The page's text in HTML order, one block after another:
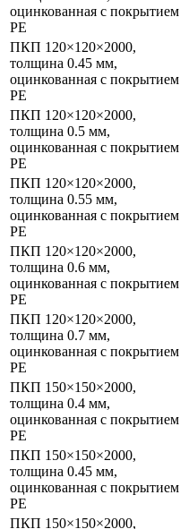
оцинкованная с покрытием
PE
ПКП 120×120×2000,
толщина 0.45 мм,
оцинкованная с покрытием
PE
ПКП 120×120×2000,
толщина 0.5 мм,
оцинкованная с покрытием
PE
ПКП 120×120×2000,
толщина 0.55 мм,
оцинкованная с покрытием
PE
ПКП 120×120×2000,
толщина 0.6 мм,
оцинкованная с покрытием
PE
ПКП 120×120×2000,
толщина 0.7 мм,
оцинкованная с покрытием
PE
ПКП 150×150×2000,
толщина 0.4 мм,
оцинкованная с покрытием
PE
ПКП 150×150×2000,
толщина 0.45 мм,
оцинкованная с покрытием
PE
ПКП 150×150×2000,